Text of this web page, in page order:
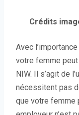
Crédits
Avec
votre femme peut
NIW. Il s’agit de
nécessitent pas
que votre femme